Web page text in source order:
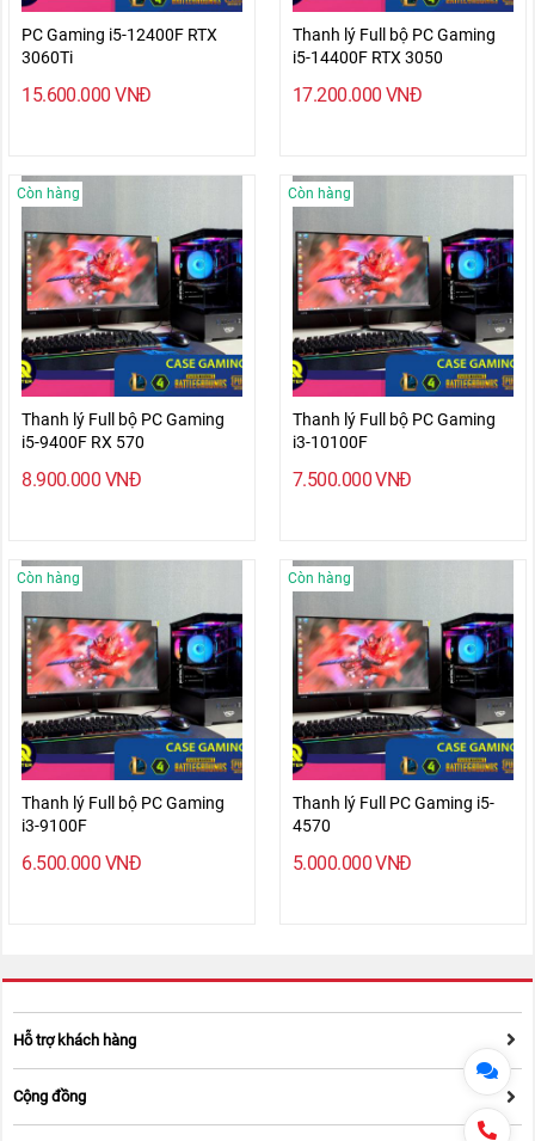
PC Gaming i5-12400F RTX
3060Ti
15.600.000 VNĐ
Thanh lý Full bộ PC Gaming
i5-14400F RTX 3050
17.200.000 VNĐ
Thanh lý Full bộ PC Gaming
i5-9400F RX 570
Còn hàng
8.900.000 VNĐ
Thanh lý Full bộ PC Gaming
i3-10100F
Còn hàng
7.500.000VNĐ
Thanh lý Full bộ PC Gaming
i3-9100F
Còn hàng
6.500.000 VNĐ
Thanh lý Full PC Gaming i5-
4570
Còn hàng
5.000.000VNĐ
Hỗ trợ khách hàng
Cộng đồng